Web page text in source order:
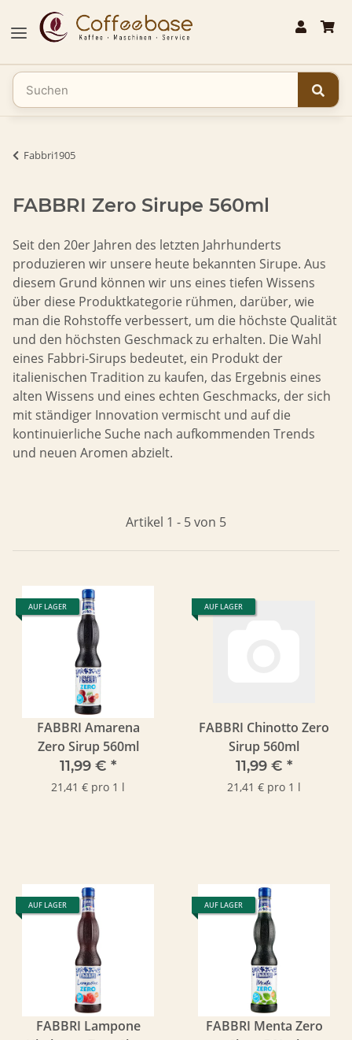
Fabbri1905
FABBRI Zero Sirupe 560ml
Seit den 20er Jahren des letzten Jahrhunderts
produzieren wir unsere heute bekannten Sirupe. Aus
diesem Grund können wir uns eines tiefen Wissens
über diese Produktkategorie rühmen, darüber, wie
man die Rohstoffe verbessert, um die höchste Qualität
und den höchsten Geschmack zu erhalten. Die Wahl
eines Fabbri-Sirups bedeutet, ein Produkt der
italienischen Tradition zu kaufen, das Ergebnis eines
alten Wissens und eines echten Geschmacks, der sich
mit ständiger Innovation vermischt und auf die
kontinuierliche Suche nach aufkommenden Trends
und neuen Aromen abzielt.
Artikel 1 - 5 von 5
AUF LAGER
FABBRI Amarena
Zero Sirup 560ml
11,99 € *
21,41 € pro 1 l
AUF LAGER
FABBRI Chinotto Zero
Sirup 560ml
11,99 € *
21,41 € pro 1 l
AUF LAGER
FABBRI Lampone
AUF LAGER
FABBRI Menta Zero